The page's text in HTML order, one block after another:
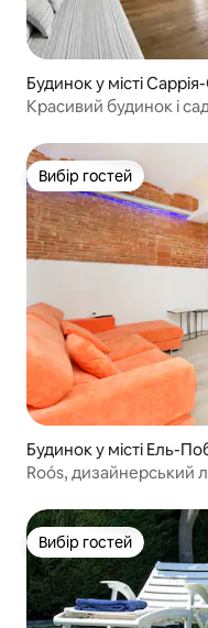
Будинок у місті
Красивий будинок і
Вибір гостей
Вибір гостей
Будинок у місті Ель-
Roós, дизайнерський
Вибір гостей
Вибір гостей